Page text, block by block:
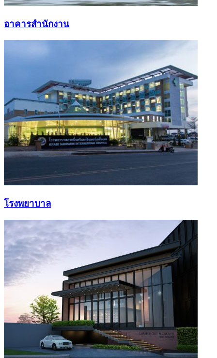
อาคารสำนักงาน
โรงพยาบาล